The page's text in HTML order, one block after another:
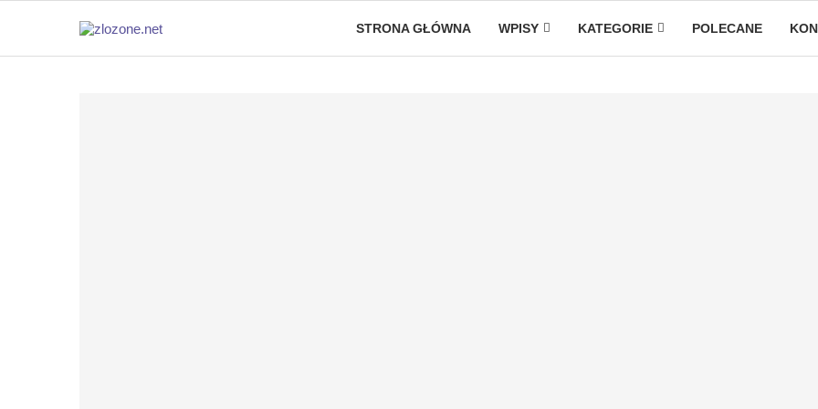
STRONA GŁÓWNA WPISY KATEGORIE POLECANE